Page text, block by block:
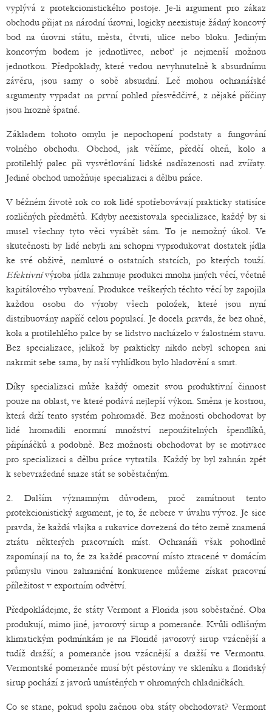
vyplývá z protekcionistického postoje. Je-li argument pro zákaz
obchodu přijat na národní úrovni, logicky neexistuje žádný koncový
bod na úrovni státu, města, čtvrti, ulice nebo bloku. Jediným
koncovým bodem je jednotlivec, neboť je nejmenší možnou
jednotkou. Předpoklady, které vedou nevyhnutelně k absurdnímu
závěru, jsou samy o sobě absurdní. Leč mohou ochranářské
argumenty vypadat na první pohled přesvědčivě, z nějaké příčiny
jsou hrozně špatné.
Základem tohoto omylu je nepochopení podstaty a fungování
volného obchodu. Obchod, jak věříme, předčí oheň, kolo a
protilehlý palec při vysvětlování lidské nadřazenosti nad zvířaty.
Jedině obchod umožňuje specializaci a dělbu práce.
V běžném životě rok co rok lidé spotřebovávají prakticky statisíce
rozličných předmětů. Kdyby neexistovala specializace, každý by si
musel všechny tyto věci vyrábět sám. To je nemožný úkol. Ve
skutečnosti by lidé nebyli ani schopni vyprodukovat dostatek jídla
ke své obživě, nemluvě o ostatních statcích, po kterých touží.
Efektivnívýroba jídla zahrnuje produkci mnoha jiných věcí, včetně
kapitálového vybavení. Produkce veškerých těchto věcí by zapojila
každou osobu do výroby všech položek, které jsou nyní
distribuovány napříč celou populací. Je docela pravda, že bez ohně,
kola a protilehlého palce by se lidstvo nacházelo v žalostném stavu.
Bez specializace, jelikož by prakticky nikdo nebyl schopen ani
nakrmit sebe sama, by naší vyhlídkou bylo hladovění a smrt.
Díky specializaci může každý omezit svou produktivní činnost
pouze na oblast, ve které podává nejlepší výkon. Směna je kostrou,
která drží tento systém pohromadě. Bez možnosti obchodovat by
lidé hromadili enormní množství nepoužitelných špendlíků,
připínáčků a podobně. Bez možnosti obchodovat by se motivace
pro specializaci a dělbu práce vytratila. Každý by byl zahnán zpět
k sebevražedné snaze stát se soběstačným.
2. Dalším významným důvodem, proč zamítnout tento
protekcionistický argument, je to, že nebere v úvahu vývoz. Je sice
pravda, že každá vlajka a rukavice dovezená do této země znamená
ztrátu některých pracovních míst. Ochranáři však pohodlně
zapomínají na to, že za každé pracovní místo ztracené v domácím
průmyslu vinou zahraniční konkurence můžeme získat pracovní
příležitost v exportním odvětví.
Předpokládejme, že státy Vermont a Florida jsou soběstačné. Oba
produkují, mimo jiné, javorový sirup a pomeranče. Kvůli odlišným
klimatickým podmínkám je na Floridě javorový sirup vzácnější a
tudíž dražší; a pomeranče jsou vzácnější a dražší ve Vermontu.
Vermontské pomeranče musí být pěstovány ve skleníku a floridský
sirup pochází z javorů umístěných v ohromných chladničkách.
Co se stane, pokud spolu začnou oba státy obchodovat? Vermont